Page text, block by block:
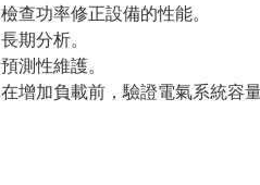
檢查功率修正設備的性能。
長期分析。
預測性維護。
在增加負載前，驗證電氣系統容量